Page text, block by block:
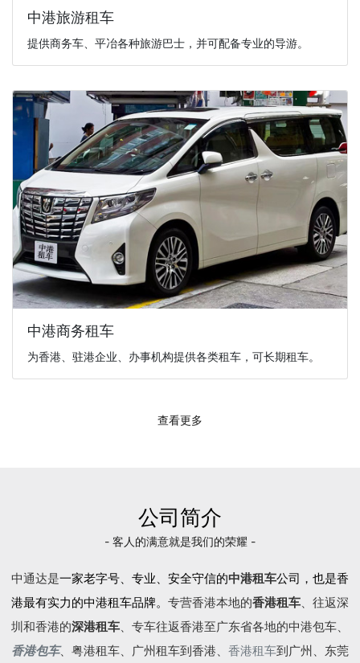
中港旅游租车
提供商务车、平冶各种旅游巴士，并可配备专业的导游。
中港商务租车
为香港、驻港企业、办事机构提供各类租车，可长期租车。
查看更多
公司简介
- 客人的满意就是我们的荣耀 -
中通达是一家老字号、专业、安全守信的中港租车公司，也是香
港最有实力的中港租车品牌。 专营香港本地的香港租车、往返深
圳和香港的深港租车、专车往返香港至广东省各地的中港包车、
香港包车、 粤港租车、广州租车到香港、 香港租车到广州、东莞